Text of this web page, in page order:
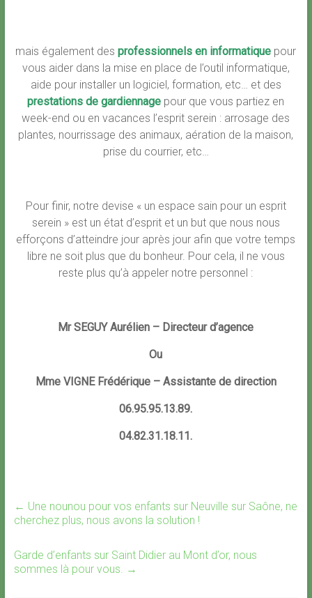
mais également desprofessionnels en informatique pour
vous aider dans la mise en place de l’outil informatique,
aide pour installer un logiciel, formation, etc… et des
prestations de gardiennage pour que vous partiez en
week-end ou en vacances l’esprit serein : arrosage des
plantes, nourrissage des animaux, aération de la maison,
prise du courrier, etc…
Pour finir, notre devise « un espace sain pour un esprit
serein » est un état d’esprit et un but que nous nous
efforçons d’atteindre jour après jour afin que votre temps
libre ne soit plus que du bonheur. Pour cela, il ne vous
reste plus qu’à appeler notre personnel :
Mr SEGUY Aurélien – Directeur d’agence
Ou
Mme VIGNE Frédérique – Assistante de direction
06.95.95.13.89.
04.82.31.18.11.
← Une nounou pour vos enfants sur Neuville sur Saône, ne
cherchez plus, nous avons la solution !
Garde d’enfants sur Saint Didier au Mont d’or, nous
sommes là pour vous. →